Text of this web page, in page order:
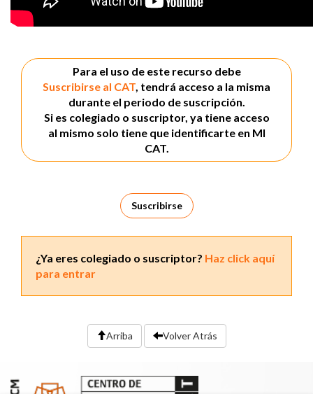
Para el uso de este recurso debe
Suscribirse al CAT, tendrá acceso a la misma
durante el periodo de suscripción.
Si es colegiado o suscriptor, ya tiene acceso
al mismo solo tiene que identificarte en MI
CAT.
Suscribirse
¿Ya eres colegiado o suscriptor? Haz click aquí
para entrar
Arriba Volver Atrás